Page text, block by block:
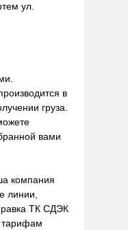
ул.
в
груза.
вами
компания
линии,
ТК СДЭК
тарифам